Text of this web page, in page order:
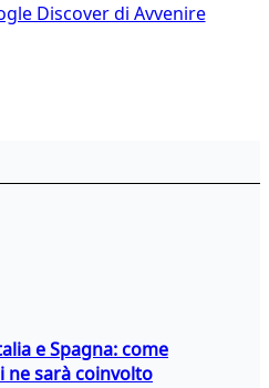
Discover di Avvenire
e Spagna: come
ne sarà coinvolto